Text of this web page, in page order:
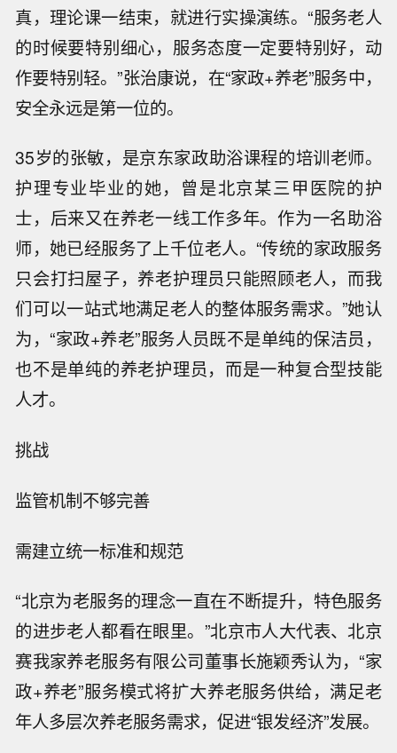
真，理论课一结束，就进行实操演练。“服务老人
的时候要特别细心，服务态度一定要特别好，动
作要特别轻。”张治康说，在“家政+养老”服务中，
安全永远是第一位的。
35岁的张敏，是京东家政助浴课程的培训老师。
护理专业毕业的她，曾是北京某三甲医院的护
士，后来又在养老一线工作多年。作为一名助浴
师，她已经服务了上千位老人。“传统的家政服务
只会打扫屋子，养老护理员只能照顾老人，而我
们可以一站式地满足老人的整体服务需求。”她认
为，“家政+养老”服务人员既不是单纯的保洁员，
也不是单纯的养老护理员，而是一种复合型技能
人才。
挑战
监管机制不够完善
需建立统一标准和规范
“北京为老服务的理念一直在不断提升，特色服务
的进步老人都看在眼里。”北京市人大代表、北京
赛我家养老服务有限公司董事长施颖秀认为，“家
政+养老”服务模式将扩大养老服务供给，满足老
年人多层次养老服务需求，促进“银发经济”发展。